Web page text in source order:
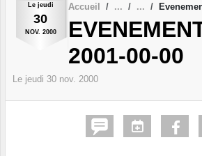
Le jeudi
30
NOV. 2000
Accueil
2001-00-00
Le jeudi 30 nov. 2000